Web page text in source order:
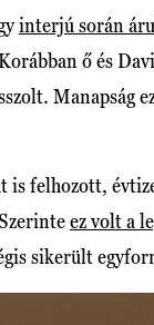
interjú során
ő és
Manapság
is felhozott,
ez volt a
sikerült